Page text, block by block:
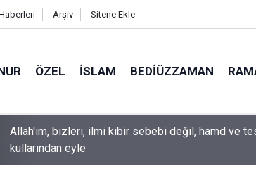
Arşiv Sitene Ekle
ÖZEL İSLAM BEDIÜZZAMAN
Allah'ım, bizleri, ilmi kibir sebebi değil, hamd ve
kullarından eyle